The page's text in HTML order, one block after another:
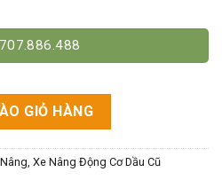
Ruột] số lượng
GIỎ HÀNG
, Xe Nâng Động Cơ Dầu Cũ